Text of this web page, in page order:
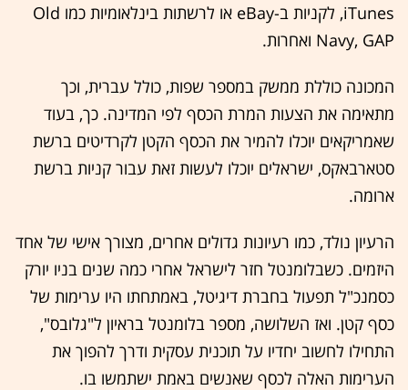
iTunes, לקניות ב-eBay או לרשתות בינלאומיות כמו Old
Navy, GAP ואחרות.
המכונה כוללת ממשק במספר שפות, כולל עברית, וכך
מתאימה את הצעות המרת הכסף לפי המדינה. כך, בעוד
שאמריקאים יוכלו להמיר את הכסף הקטן לקרדיטים ברשת
סטארבאקס, ישראלים יוכלו לעשות זאת עבור קניות ברשת
ארומה.
הרעיון נולד, כמו רעיונות גדולים אחרים, מצורך אישי של אחד
היזמים. כשבלומנטל חזר לישראל אחרי כמה שנים בניו יורק
כסמנכ"ל תפעול בחברת דיגיטל, באמתחתו היו ערימות של
כסף קטן. ואז השלושה, מספר בלומנטל בראיון ל"גלובס",
התחילו לחשוב יחדיו על תוכנית עסקית ודרך להפוך את
הערימות האלה לכסף שאנשים באמת ישתמשו בו.